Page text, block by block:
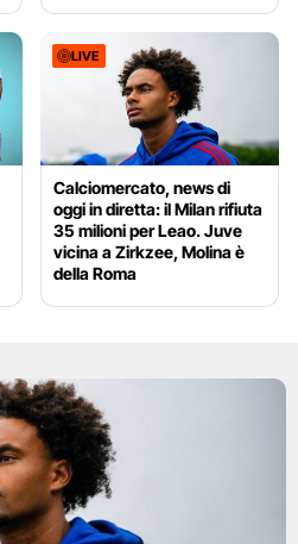
LIVE
Calciomercato, news di
oggi in diretta: il Milan rifiuta
35 milioni per Leao. Juve
vicina a Zirkzee, Molina è
della Roma